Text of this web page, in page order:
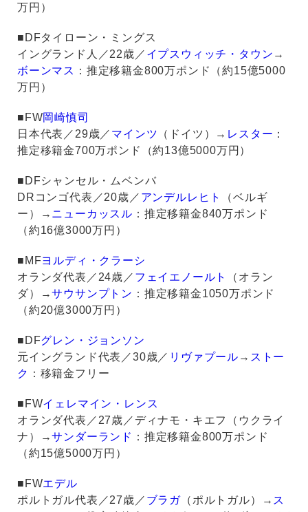
万円）
■DFタイローン・ミングス
イングランド人／22歳／ イプスウィッチ・タウン →
ボーンマス ：推定移籍金800万ポンド（約15億5000
万円）
■FW岡崎慎司
日本代表／29歳／ マインツ （ドイツ）→ レスター ：
推定移籍金700万ポンド（約13億5000万円）
■DFシャンセル・ムベンバ
DRコンゴ代表／20歳／ アンデルレヒト
（ベルギ
ー）→ ニューカッスル ：推定移籍金840万ポンド
（約16億3000万円）
■MFヨルディ・クラーシ
オランダ代表／24歳／ フェイエノールト
（オラン
ダ）→サウサンプトン ：推定移籍金1050万ポンド
（約20億3000万円）
■DFグレン・ジョンソン
元イングランド代表／30歳／ リヴァプール → ストー
ク ：移籍金フリー
■FWイェレマイン・レンス
オランダ代表／27歳／ディナモ・キエフ（ウクライ
ナ）→サンダーランド ：推定移籍金800万ポンド
（約15億5000万円）
■FWエデル
ポルトガル代表／27歳／ ブラガ （ポルトガル）→ ス